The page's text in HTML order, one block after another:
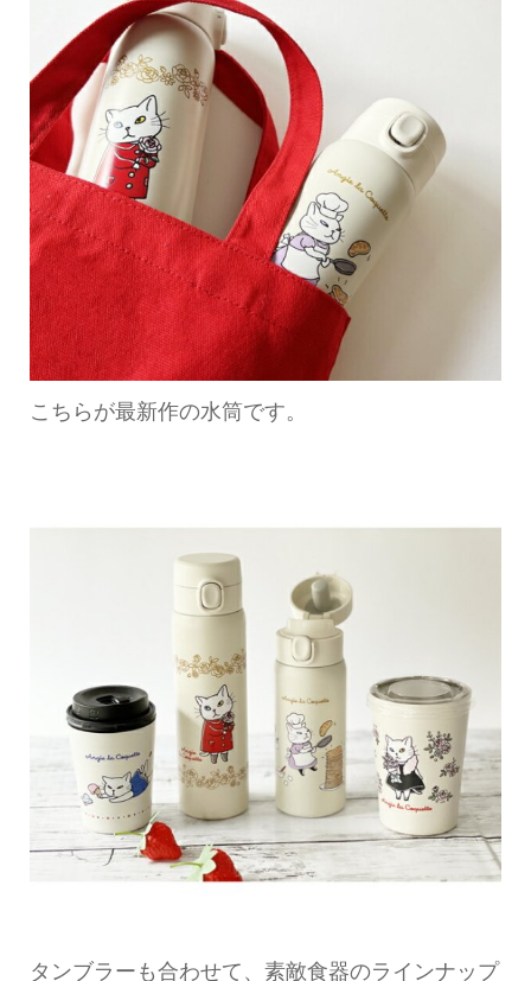
こちらが最新作の水筒です。
タンブラーも合わせて、素敵食器のラインナップ